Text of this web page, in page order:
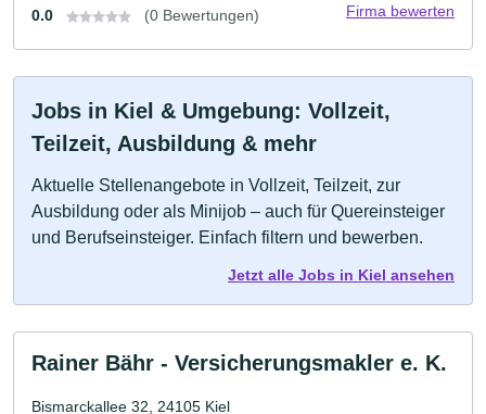
0.0 (0 Bewertungen) Firma bewerten
Jobs in Kiel & Umgebung: Vollzeit,
Teilzeit, Ausbildung & mehr
Aktuelle Stellenangebote in Vollzeit, Teilzeit, zur
Ausbildung oder als Minijob – auch für Quereinsteiger
und Berufseinsteiger. Einfach filtern und bewerben.
Jetzt alle Jobs in Kiel ansehen
Rainer Bähr - Versicherungsmakler e. K.
Bismarckallee 32, 24105 Kiel